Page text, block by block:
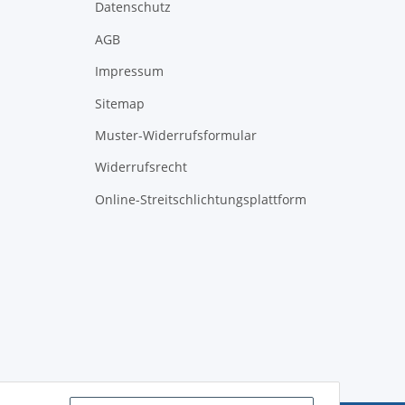
Datenschutz
AGB
Impressum
Sitemap
Muster-Widerrufsformular
Widerrufsrecht
Online-Streitschlichtungsplattform